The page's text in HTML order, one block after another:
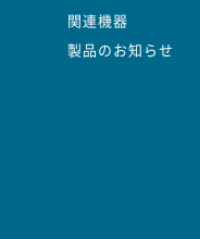
関連機器
製品のお知らせ